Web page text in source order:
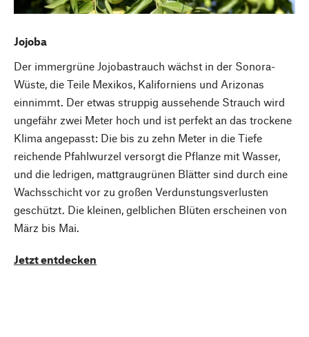
Jojoba
Der immergrüne Jojobastrauch wächst in der Sonora-
Wüste, die Teile Mexikos, Kaliforniens und Arizonas
einnimmt. Der etwas struppig aussehende Strauch wird
ungefähr zwei Meter hoch und ist perfekt an das trockene
Klima angepasst: Die bis zu zehn Meter in die Tiefe
reichende Pfahlwurzel versorgt die Pflanze mit Wasser,
und die ledrigen, mattgraugrünen Blätter sind durch eine
Wachsschicht vor zu großen Verdunstungsverlusten
geschützt. Die kleinen, gelblichen Blüten erscheinen von
März bis Mai.
Jetzt entdecken